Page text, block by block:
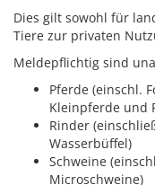
Dies gilt sowohl für
Tiere zur privaten
Meldepflichtig sind
Pferde (einschl.
Kleinpferde und
Rinder
Wasserbüffel)
Schweine
Microschweine)